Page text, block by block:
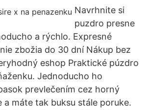
Navrhnite si
puzdro presne
a rýchlo. Expresné
zbožia do 30 dní Nákup bez
eshop Praktické púzdro
Jednoducho ho
prevlečením cez horný
a máte tak buksu stále poruke.